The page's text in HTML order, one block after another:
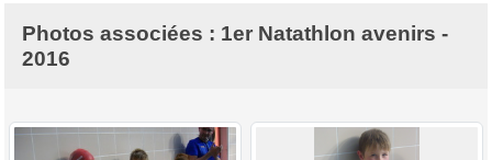
Photos associées : 1er Natathlon avenirs -
2016